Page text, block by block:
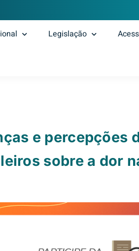
Legislação
e percepções
sobre a dor